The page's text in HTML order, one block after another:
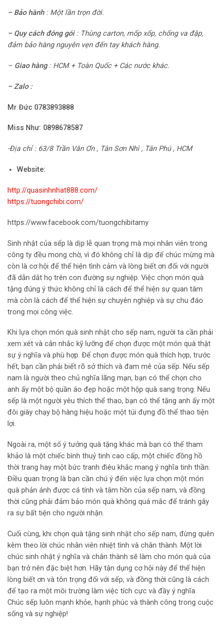
– Bảo hành : Một lần trọn đời.
– Quy cách đóng gói : Thùng carton, mốp xốp, chống va đập,
đảm bảo hàng nguyên vẹn đến tay khách hàng.
– Giao hàng : HCM + Toàn Quốc + Các nước khác.
– Zalo :
Mr Đức 0783893888
Miss Như: 0898678587
-Địa chỉ : 63/8 Trần Văn Ơn , Tân Sơn Nhì , Tân Phú , HCM
Website:
http://quasinhnhat888.com/
https://tuongchibi.com/
https://www.facebook.com/tuongchibitamy
Sinh nhật của sếp là dịp lễ quan trọng mà mọi nhân viên trong
công ty đều mong chờ, vì đó không chỉ là dịp để chúc mừng mà
còn là cơ hội để thể hiện tình cảm và lòng biết ơn đối với người
đã dẫn dắt họ trên con đường sự nghiệp. Việc chọn món quà
tặng đúng ý thức không chỉ là cách để thể hiện sự quan tâm
mà còn là cách để thể hiện sự chuyên nghiệp và sự chu đáo
trong mọi công việc.
Khi lựa chọn món quà sinh nhật cho sếp nam, người ta cần phải
xem xét và cân nhắc kỹ lưỡng để chọn được một món quà thật
sự ý nghĩa và phù hợp. Để chọn được món quà thích hợp, trước
hết, bạn cần phải biết rõ sở thích và đam mê của sếp. Nếu sếp
nam là người theo chủ nghĩa lãng mạn, bạn có thể chọn cho
anh ấy một bộ quần áo đẹp hoặc một hộp quà sang trọng. Nếu
sếp là một người yêu thích thể thao, bạn có thể tặng anh ấy một
đôi giày chạy bộ hàng hiệu hoặc một túi đựng đồ thể thao tiện
lợi.
Ngoài ra, một số ý tưởng quà tặng khác mà bạn có thể tham
khảo là một chiếc bình thuỷ tinh cao cấp, một chiếc đồng hồ
thời trang hay một bức tranh điêu khắc mang ý nghĩa tinh thần.
Điều quan trọng là bạn cần chú ý đến việc lựa chọn một món
quà phản ánh được cá tính và tâm hồn của sếp nam, và đồng
thời cũng phải đảm bảo món quà không quá mắc để tránh gây
ra sự bất tiện cho người nhận.
Cuối cùng, khi chọn quà tặng sinh nhật cho sếp nam, đừng quên
kèm theo lời chúc nhân viên nhiệt tình và chân thành. Một lời
chúc sinh nhật ý nghĩa và chân thành sẽ làm cho món quà của
bạn trở nên đặc biệt hơn. Hãy tận dụng cơ hội này để thể hiện
lòng biết ơn và tôn trọng đối với sếp, và đồng thời cũng là cách
để tạo ra một môi trường làm việc tích cực và đầy ý nghĩa.
Chúc sếp luôn mạnh khỏe, hạnh phúc và thành công trong cuộc
sống và sự nghiệp!